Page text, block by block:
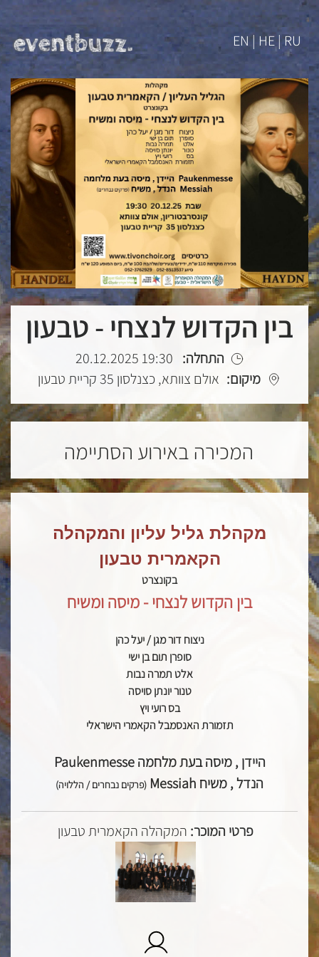
EN | HE | RU
בין הקדוש לנצחי - טבעון
התחלה: 19:30 20.12.2025
מיקום: אולם צוותא, כצנלסון 35 קריית טבעון
המכירה באירוע הסתיימה
מקהלת גליל עליון והמקהלה
הקאמרית טבעון
בקונצרט
בין הקדוש לנצחי - מיסה ומשיח
ניצוח דור מגן / יעל כהן
סופרן תום בן ישי
אלט תמרה נבות
טנור יונתן סויסה
בס רועי ויץ
תזמורת האנסמבל הקאמרי הישראלי
היידן,מיסה בעת מלחמהPaukenmesse
הנדל , משיח
(פרקים נבחרים / הללויה)
פרטי המוכר: המקהלה הקאמרית טבעון